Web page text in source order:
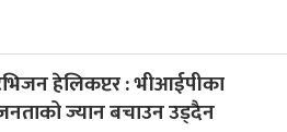
हेलिकप्टर : भीआईपीका
ज्यान बचाउन उड्दैन